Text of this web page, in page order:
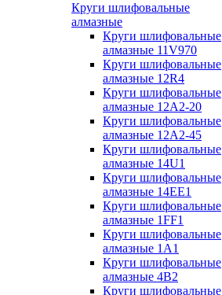
Круги шлифовальные
алмазные
Круги шлифовальные
алмазные 11V970
Круги шлифовальные
алмазные 12R4
Круги шлифовальные
алмазные 12А2-20
Круги шлифовальные
алмазные 12А2-45
Круги шлифовальные
алмазные 14U1
Круги шлифовальные
алмазные 14ЕЕ1
Круги шлифовальные
алмазные 1FF1
Круги шлифовальные
алмазные 1А1
Круги шлифовальные
алмазные 4В2
Круги шлифовальные